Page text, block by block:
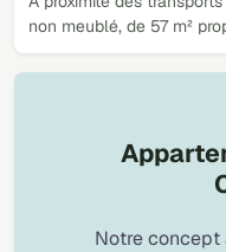
non meublé, de 57 m²
Notre concept